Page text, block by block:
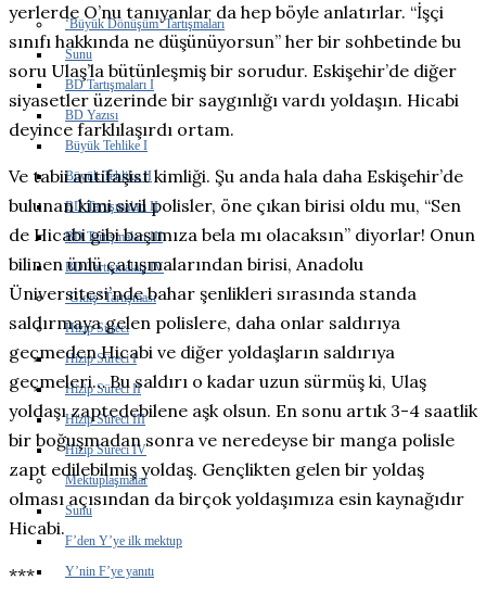
‘Büyük Dönüşüm’ Tartışmaları
Sunu
BD Tartışmaları I
BD Yazısı
Büyük Tehlike I
Büyük Tehlike II
BD Tartışmaları II
BD Tartışmaları III
BD Tartışmaları IV
‘Gidiş’ Tartışması
Hizip Süreci
Hizip Süreci I
Hizip Süreci II
Hizip Süreci III
Hizip Süreci IV
Mektuplaşmalar
Sunu
F’den Y’ye ilk mektup
Y’nin F’ye yanıtı
yerlerde O’nu tanıyanlar da hep böyle anlatırlar. “İşçi
sınıfı hakkında ne düşünüyorsun” her bir sohbetinde bu
soru Ulaş’la bütünleşmiş bir sorudur. Eskişehir’de diğer
siyasetler üzerinde bir saygınlığı vardı yoldaşın. Hicabi
deyince farklılaşırdı ortam.
Ve tabii antifaşist kimliği. Şu anda hala daha Eskişehir’de
bulunan kimi sivil polisler, öne çıkan birisi oldu mu, “Sen
de Hicabi gibi başımıza bela mı olacaksın” diyorlar! Onun
bilinen ünlü çatışmalarından birisi, Anadolu
Üniversitesi’nde bahar şenlikleri sırasında standa
saldırmaya gelen polislere, daha onlar saldırıya
geçmeden Hicabi ve diğer yoldaşların saldırıya
geçmeleri… Bu saldırı o kadar uzun sürmüş ki, Ulaş
yoldaşı zaptedebilene aşk olsun. En sonu artık 3-4 saatlik
bir boğuşmadan sonra ve neredeyse bir manga polisle
zapt edilebilmiş yoldaş. Gençlikten gelen bir yoldaş
olması açısından da birçok yoldaşımıza esin kaynağıdır
Hicabi.
***